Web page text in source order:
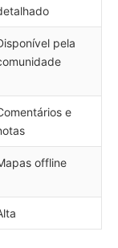
pela
e
offline